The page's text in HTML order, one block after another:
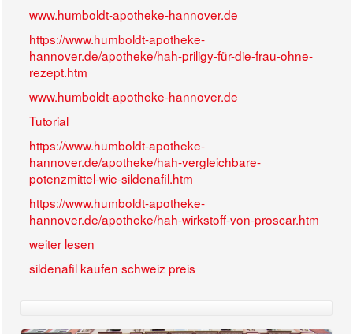
www.humboldt-apotheke-hannover.de
https://www.humboldt-apotheke-
hannover.de/apotheke/hah-priligy-für-die-frau-ohne-
rezept.htm
www.humboldt-apotheke-hannover.de
Tutorial
https://www.humboldt-apotheke-
hannover.de/apotheke/hah-vergleichbare-
potenzmittel-wie-sildenafil.htm
https://www.humboldt-apotheke-
hannover.de/apotheke/hah-wirkstoff-von-proscar.htm
weiter lesen
sildenafil kaufen schweiz preis